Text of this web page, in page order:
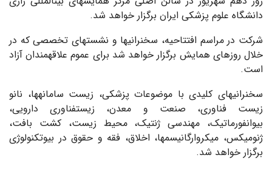
دانشگاه علوم پزشکی ایران برگزار خواهد شد.
شرکت در مراسم افتتاحیه، سخنرانی‎ها و نشست‎های تخصصی که در
خلال روزهای همایش برگزار خواهد شد برای عموم علاقه‎مندان آزاد
است.
سخنرانی‎های کلیدی با موضوعات پزشکی، زیست سامانه‎ها، نانو
زیست فناوری، صنعت و معدن، زیست‎فناوری دارویی،
بیوانفورماتیک، مهندسی ژنتیک، محیط زیست، کشت بافت،
ژنومیکس، میکروارگانیسم‎ها، اخلاق، فقه و حقوق در بیوتکنولوژی
برگزار خواهد شد.